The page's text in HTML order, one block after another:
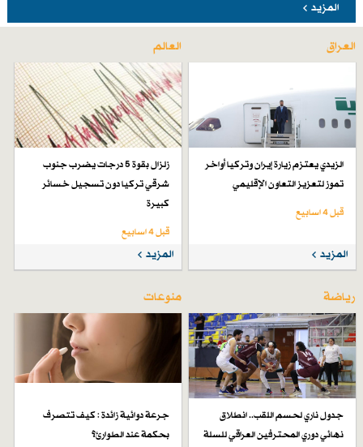
المزيد
العراق
الزيدي يعتزم زيارة إيران وتركيا أواخر
تموز لتعزيز التعاون الإقليمي
قبل 4 اسابیع
المزيد
العالم
زلزال بقوة 5 درجات يضرب جنوب
شرقي تركيا دون تسجيل خسائر
كبيرة
قبل 4 اسابیع
المزيد
رياضة
جدول ناري لحسم اللقب.. انطلاق
نهائي دوري المحترفين العراقي للسلة
منوعات
جرعة دوائية زائدة : كيف تتصرف
بحكمة عند الطوارئ؟